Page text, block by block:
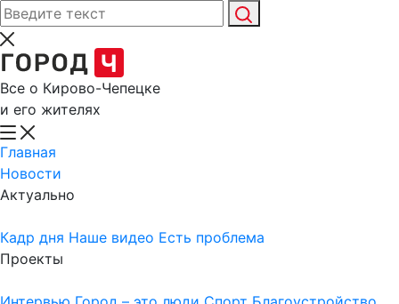
Все о Кирово-Чепецке
и его жителях
Главная
Новости
Актуально
Кадр дня Наше видео Есть проблема
Проекты